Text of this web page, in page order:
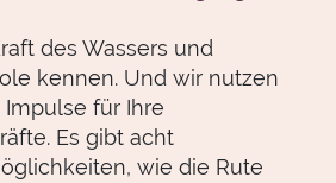
des Wassers und
kennen. Und wir nutzen
für Ihre
Es gibt acht
wie die Rute